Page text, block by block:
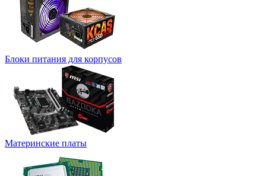
Блоки питания для корпусов
Материнские платы